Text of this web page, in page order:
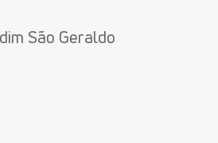
São Geraldo